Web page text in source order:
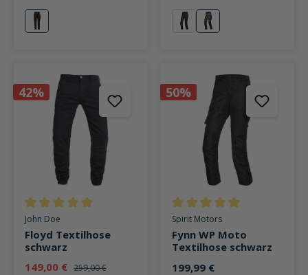
schwarz schwarz
olive
42%
Durchschnittliche Bewertung von 5 von 5 Sternen
John Doe
Floyd Textilhose
schwarz
149,00 € 259,00 €
50%
Durchschnittliche Bewertung
Spirit Motors
Fynn WP Moto
Textilhose schwarz
199,99 €